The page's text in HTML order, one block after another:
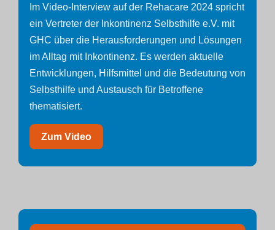
Im Video-Interview auf der Rehacare 2024 spricht
ein Vertreter der Inkontinenz Selbsthilfe e.V. mit
GHC über die Herausforderungen und Lösungen
im Alltag mit Inkontinenz. Es werden aktuelle
Entwicklungen, Hilfsmittel und die Bedeutung von
Selbsthilfe und Austausch für Betroffene
thematisiert.
Zum Video